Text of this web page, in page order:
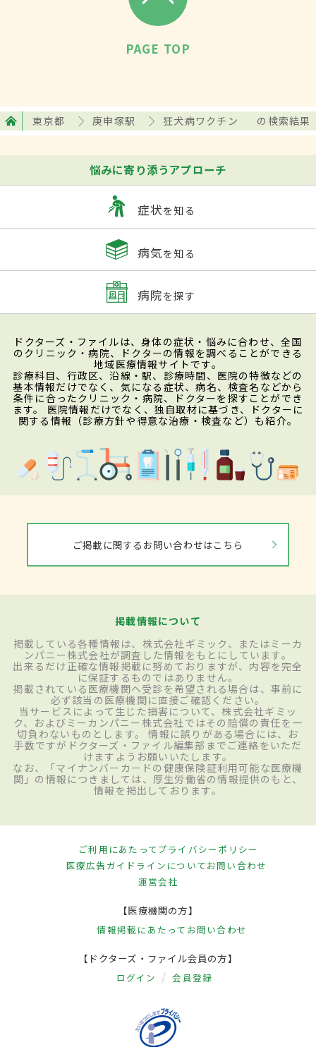
PAGE TOP
東京都 庚申塚駅 狂犬病ワクチン の検索結果
悩みに寄り添うアプローチ
症状を知る
病気を知る
病院を探す
ドクターズ・ファイルは、身体の症状・悩みに合わせ、全国
のクリニック・病院、ドクターの情報を調べることができる
地域医療情報サイトです。
診療科目、行政区、沿線・駅、診療時間、医院の特徴などの
基本情報だけでなく、気になる症状、病名、検査名などから
条件に合ったクリニック・病院、ドクターを探すことができ
ます。 医院情報だけでなく、独自取材に基づき、ドクターに
関する情報（診療方針や得意な治療・検査など）も紹介。
ご掲載に関するお問い合わせはこちら
掲載情報について
掲載している各種情報は、株式会社ギミック、またはミーカ
ンパニー株式会社が調査した情報をもとにしています。
出来るだけ正確な情報掲載に努めておりますが、内容を完全
に保証するものではありません。
掲載されている医療機関へ受診を希望される場合は、事前に
必ず該当の医療機関に直接ご確認ください。
当サービスによって生じた損害について、株式会社ギミッ
ク、およびミーカンパニー株式会社ではその賠償の責任を一
切負わないものとします。 情報に誤りがある場合には、お
手数ですがドクターズ・ファイル編集部までご連絡をいただ
けますようお願いいたします。
なお、「マイナンバーカードの健康保険証利用可能な医療機
関」の情報につきましては、厚生労働省の情報提供のもと、
情報を掲出しております。
ご利用にあたってプライバシーポリシー
医療広告ガイドラインについてお問い合わせ
運営会社
【医療機関の方】
情報掲載にあたって お問い合わせ
【ドクターズ・ファイル会員の方】
ログイン 会員登録